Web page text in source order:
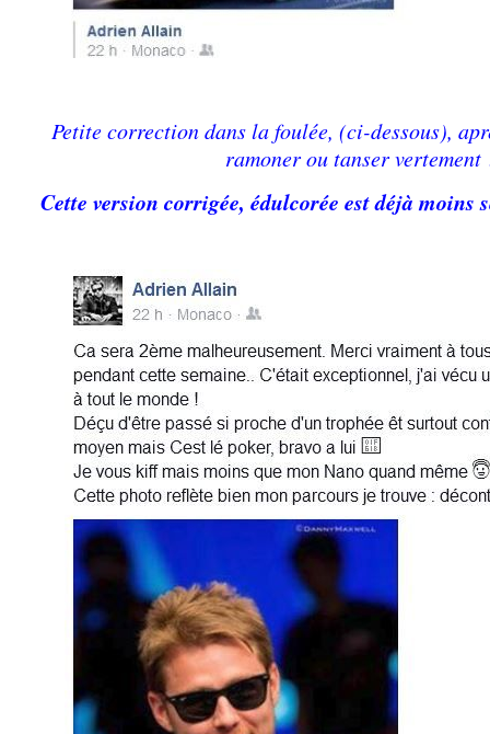
Petite correction dans la foulée, (ci-dessous),
ramoner ou tanser vertement
Cette version corrigée, édulcorée est déjà moins